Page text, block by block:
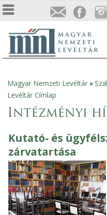
You
are
Magyar Nemzeti Levéltár »
Levéltár Címlap
Intézményi
Kutató- és
zárvatartása